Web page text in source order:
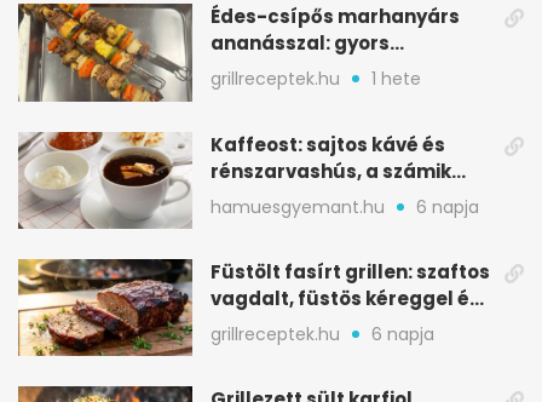
Édes-csípős marhanyárs
ananásszal: gyors
grillrecept jalapeñóval
grillreceptek.hu 1 hete
Kaffeost: sajtos kávé és
rénszarvashús, a számik
melegítő itala
hamuesgyemant.hu 6 napja
Füstölt fasírt grillen: szaftos
vagdalt, füstös kéreggel és
BBQ mázzal
grillreceptek.hu 6 napja